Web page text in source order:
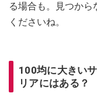
る場合も。見つから
くださいね。
100均に大きい
リアにはある？